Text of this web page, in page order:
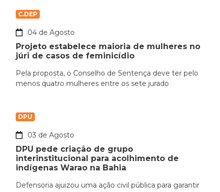
C.DEP
04 de Agosto
Projeto estabelece maioria de mulheres no
júri de casos de feminicídio
Pela proposta, o Conselho de Sentença deve ter pelo
menos quatro mulheres entre os sete jurado
DPU
03 de Agosto
DPU pede criação de grupo
interinstitucional para acolhimento de
indígenas Warao na Bahia
Defensoria ajuizou uma ação civil pública para garantir